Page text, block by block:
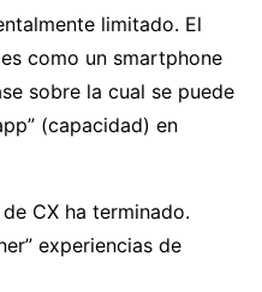
limitado. El
como un smartphone
sobre la cual se puede
(capacidad) en
CX ha terminado.
experiencias de